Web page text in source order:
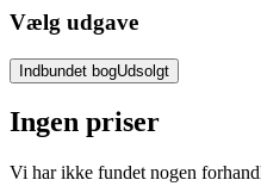
Vælg udgave
Indbundet bogUdsolgt
Ingen priser
Vi har ikke fundet nogen